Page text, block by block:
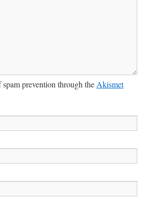
prevention through the Akismet